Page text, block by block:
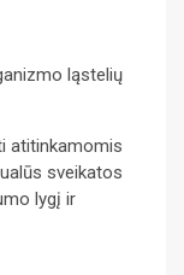
ląstelių
atitinkamomis
sveikatos
lygį ir